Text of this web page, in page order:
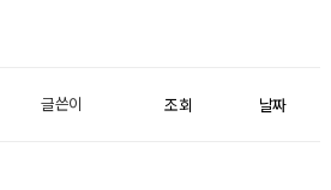
글쓴이 조회 날짜